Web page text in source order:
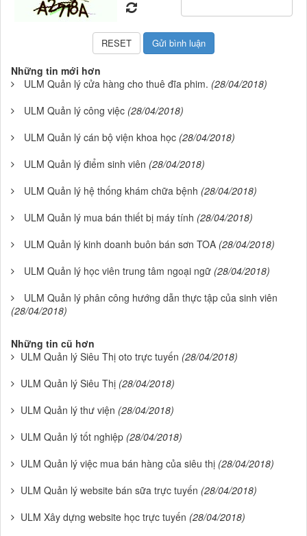
Những tin mới hơn
ULM Quản lý cửa hàng cho thuê đĩa phim. (28/04/2018)
ULM Quản lý công việc (28/04/2018)
ULM Quản lý cán bộ viện khoa học (28/04/2018)
ULM Quản lý điểm sinh viên (28/04/2018)
ULM Quản lý hệ thống khám chữa bệnh (28/04/2018)
ULM Quản lý mua bán thiết bị máy tính (28/04/2018)
ULM Quản lý kinh doanh buôn bán sơn TOA (28/04/2018)
ULM Quản lý học viên trung tâm ngoại ngữ (28/04/2018)
ULM Quản lý phân công hướng dẫn thực tập của sinh viên
(28/04/2018)
Những tin cũ hơn
ULM Quản lý Siêu Thị oto trực tuyến (28/04/2018)
ULM Quản lý Siêu Thị (28/04/2018)
ULM Quản lý thư viện (28/04/2018)
ULM Quản lý tốt nghiệp (28/04/2018)
ULM Quản lý việc mua bán hàng của siêu thị (28/04/2018)
ULM Quản lý website bán sữa trực tuyến (28/04/2018)
ULM Xây dựng website học trực tuyến (28/04/2018)